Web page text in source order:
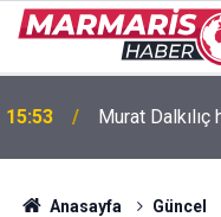
15:50 BODRUM’DA
Anasayfa Güncel